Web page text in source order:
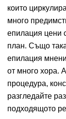
които
много
епилация цени
план. Също
епилация
от много хора.
процедура,
разгледайте
подходящото